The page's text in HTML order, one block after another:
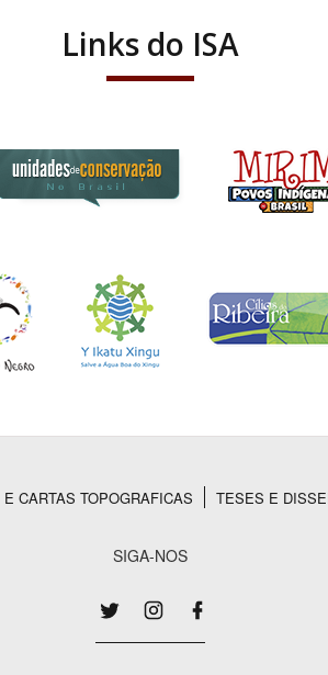
Links do ISA
CARTAS TOPOGRAFICAS TESES E
SIGA-NOS